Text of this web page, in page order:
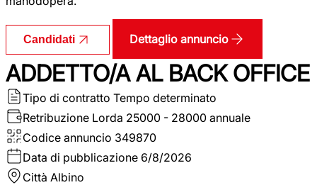
Candidati Dettaglio annuncio
ADDETTO/A AL BACK OFFICE
Tipo di contratto Tempo determinato
Retribuzione Lorda 25000 - 28000 annuale
Codice annuncio 349870
Data di pubblicazione 6/8/2026
Città Albino